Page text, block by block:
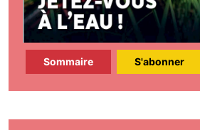
Sommaire S'abonner